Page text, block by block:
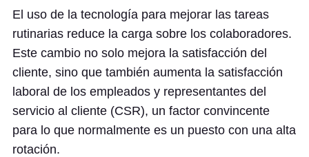
El uso de la tecnología para mejorar las tareas
rutinarias reduce la carga sobre los colaboradores.
Este cambio no solo mejora la satisfacción del
cliente, sino que también aumenta la satisfacción
laboral de los empleados y representantes del
servicio al cliente (CSR), un factor convincente
para lo que normalmente es un puesto con una alta
rotación.